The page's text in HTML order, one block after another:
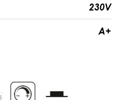
230V
A+